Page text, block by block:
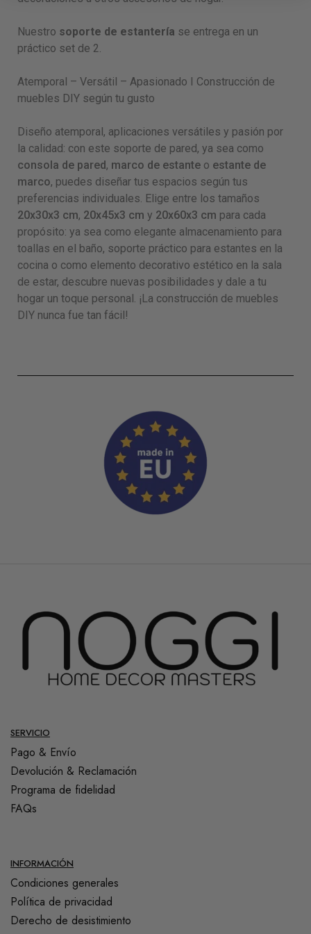
Nuestro soporte de estantería se entrega en un
práctico set de 2.
Atemporal – Versátil – Apasionado I Construcción de
muebles DIY según tu gusto
Diseño atemporal, aplicaciones versátiles y pasión por
la calidad: con este soporte de pared, ya sea como
consola de pared , marco de estante o estante de
marco, puedes diseñar tus espacios según tus
preferencias individuales. Elige entre los tamaños
20x30x3 cm, 20x45x3 cm y 20x60x3 cm para cada
propósito: ya sea como elegante almacenamiento para
toallas en el baño, soporte práctico para estantes en la
cocina o como elemento decorativo estético en la sala
de estar, descubre nuevas posibilidades y dale a tu
hogar un toque personal. ¡La construcción de muebles
DIY nunca fue tan fácil!
SERVICIO
Pago & Envío
Devolución & Reclamación
Programa de fidelidad
FAQs
INFORMACIÓN
Condiciones generales
Política de privacidad
Derecho de desistimiento